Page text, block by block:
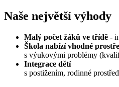
Naše největší výhody
Malý počet žáků ve třídě -
Škola nabízí vhodné
s výukovými problémy
Integrace dětí
s postižením, rodinné